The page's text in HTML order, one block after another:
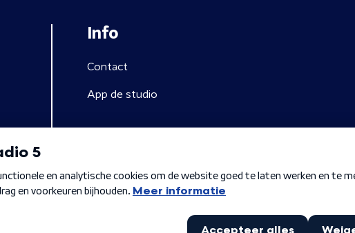
Info
Contact
App de studio
Privacybeleid